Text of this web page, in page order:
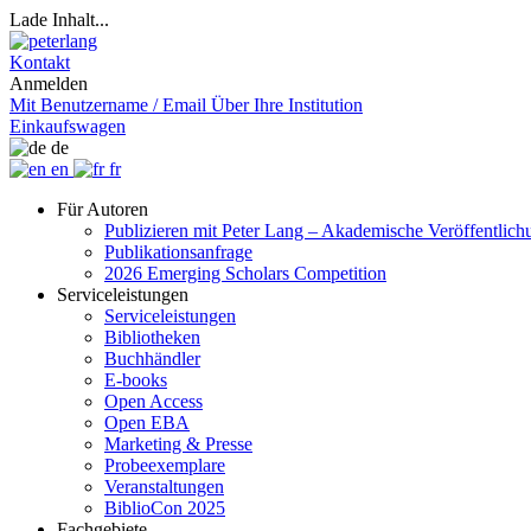
Lade Inhalt...
Kontakt
Anmelden
Mit Benutzername / Email Über Ihre Institution
Einkaufswagen
de
en
fr
Für Autoren
Publizieren mit Peter Lang – Akademische
Publikationsanfrage
2026 Emerging Scholars Competition
Serviceleistungen
Serviceleistungen
Bibliotheken
Buchhändler
E-books
Open Access
Open EBA
Marketing & Presse
Probeexemplare
Veranstaltungen
BiblioCon 2025